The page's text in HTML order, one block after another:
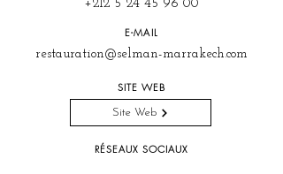
+212 5 24 45 96 00
E-MAIL
restauration@selman-marrakech.com
SITE WEB
Site Web
RÉSEAUX SOCIAUX